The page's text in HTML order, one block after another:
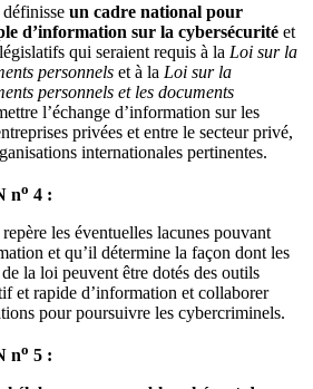
un cadre national pour
d’information sur la cybersécurité et
qui seraient requis à la Loi sur la
personnels et à la Loi sur la
personnels et les documents
l’échange d’information sur les
privées et entre le secteur privé,
internationales pertinentes.
no 4 :
les éventuelles lacunes pouvant
et qu’il détermine la façon dont les
la loi peuvent être dotés des outils
et rapide d’information et collaborer
pour poursuivre les cybercriminels.
no 5 :